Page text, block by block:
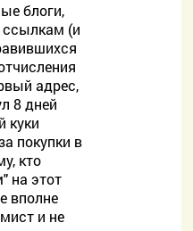
блоги,
ссылкам (и
адрес,
8 дней
куки
покупки в
кто
на этот
вполне
и не